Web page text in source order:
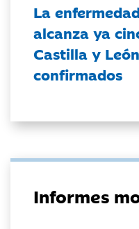
La
alcanza ya
Castilla y
confirmados
Informes